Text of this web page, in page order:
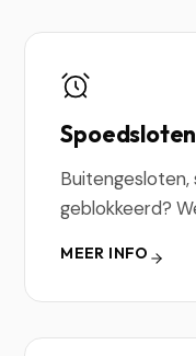
geblokkeerd?
MEER INFO